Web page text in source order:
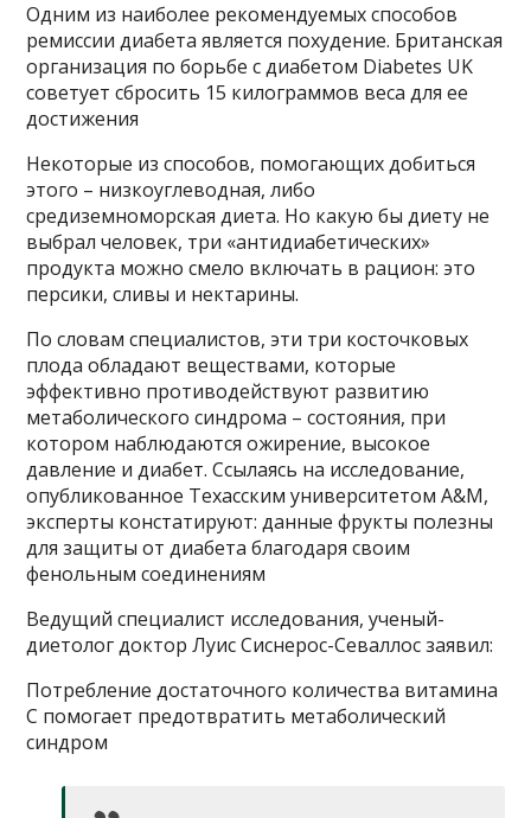
Одним из наиболее рекомендуемых способов
ремиссии диабета является похудение. Британская
организация по борьбе с диабетом Diabetes UK
советует сбросить 15 килограммов веса для ее
достижения
Некоторые из способов, помогающих добиться
этого – низкоуглеводная, либо
средиземноморская диета. Но какую бы диету не
выбрал человек, три «антидиабетических»
продукта можно смело включать в рацион: это
персики, сливы и нектарины.
По словам специалистов, эти три косточковых
плода обладают веществами, которые
эффективно противодействуют развитию
метаболического синдрома – состояния, при
котором наблюдаются ожирение, высокое
давление и диабет. Ссылаясь на исследование,
опубликованное Техасским университетом A&M,
эксперты констатируют: данные фрукты полезны
для защиты от диабета благодаря своим
фенольным соединениям
Ведущий специалист исследования, ученый-
диетолог доктор Луис Сиснерос-Севаллос заявил:
Потребление достаточного количества витамина
С помогает предотвратить метаболический
синдром